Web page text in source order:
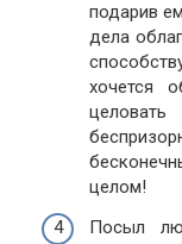
подарив
дела
хочется
целом!
Посыл